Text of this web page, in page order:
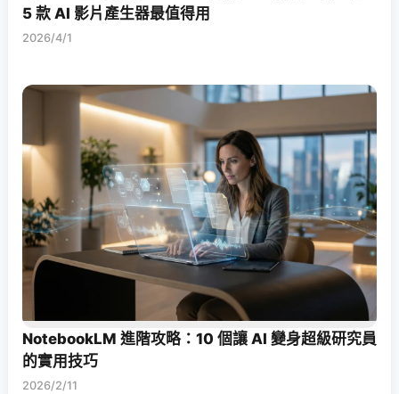
5 款 AI 影片產生器最值得用
2026/4/1
NotebookLM 進階攻略：10 個讓 AI 變身超級研究員
的實用技巧
2026/2/11